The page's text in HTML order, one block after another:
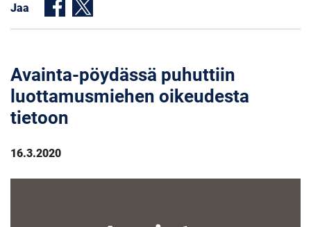
Jaa
Avainta-pöydässä puhuttiin
luottamusmiehen oikeudesta
tietoon
16.3.2020